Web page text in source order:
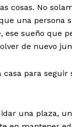
cosas. No
una persona
ese sueño que
de nuevo
casa para seguir
una plaza,